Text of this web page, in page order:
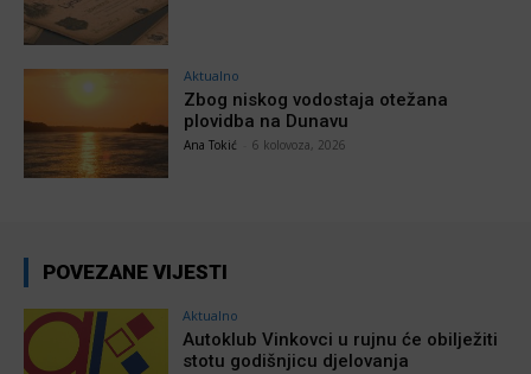
Aktualno
Zbog niskog vodostaja otežana
plovidba na Dunavu
Ana Tokić 6 kolovoza, 2026
POVEZANE VIJESTI
Aktualno
Autoklub Vinkovci u rujnu će obilježiti
stotu godišnjicu djelovanja